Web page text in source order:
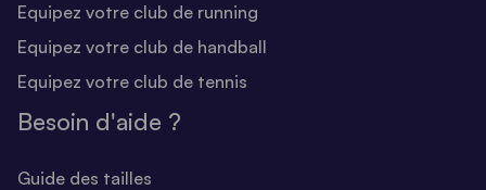
Equipez votre club de running
Equipez votre club de handball
Equipez votre club de tennis
Besoin d'aide ?
Guide des tailles